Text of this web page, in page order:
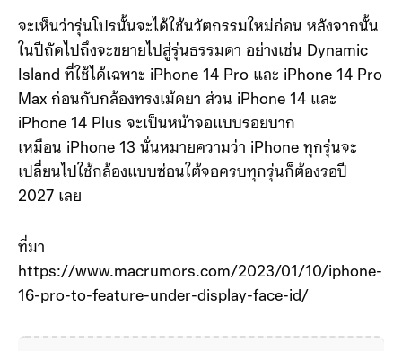
จะเห็นว่ารุ่นโปรนั้นจะได้ใช้นวัตกรรมใหม่ก่อน หลังจากนั้น
ในปีถัดไปถึงจะขยายไปสู่รุ่นธรรมดา อย่างเช่น Dynamic
Island ที่ใช้ได้เฉพาะ ‌iPhone 14 Pro‌ และ iPhone 14 Pro‌
Max ก่อนกับกล้องทรงเม้ดยา ส่วน iPhone 14 และ
‌iPhone 14‌ Plus จะเป็นหน้าจอแบบรอยบาก
เหมือน iPhone 13 นั่นหมายความว่า iPhone ทุกรุ่นจะ
เปลี่ยนไปใช้กล้องแบบซ่อนใต้จอครบทุกรุ่นก็ต้องรอปี
2027 เลย
ที่มา
https://www.macrumors.com/2023/01/10/iphone-
16-pro-to-feature-under-display-face-id/